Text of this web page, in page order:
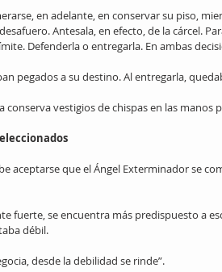
en adelante, en conservar su piso,
Antesala, en efecto, de la cárcel.
Defenderla o entregarla. En ambas
pegados a su destino. Al entregarla,
conserva vestigios de chispas en las
aceptarse que el Ángel Exterminador se
fuerte, se encuentra más predispuesto a
débil.
desde la debilidad se rinde”.